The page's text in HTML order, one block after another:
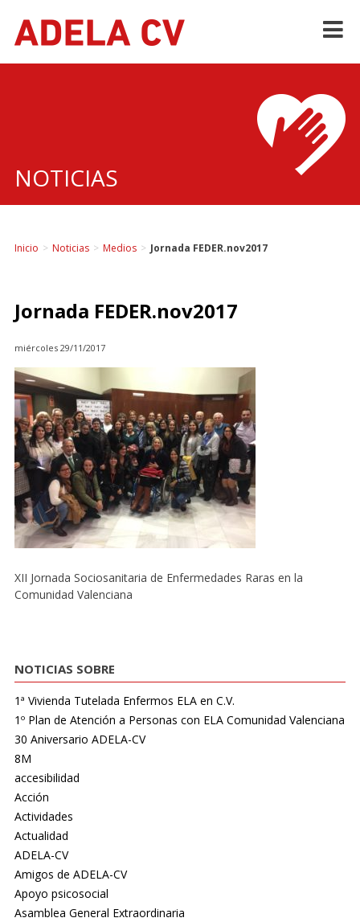
NOTICIAS
Inicio > Noticias > Medios > Jornada FEDER.nov2017
Jornada FEDER.nov2017
miércoles 29/11/2017
XII Jornada Sociosanitaria de Enfermedades Raras en la
Comunidad Valenciana
NOTICIAS SOBRE
1ª Vivienda Tutelada Enfermos ELA en C.V.
1º Plan de Atención a Personas con ELA Comunidad Valenciana
30 Aniversario ADELA-CV
8M
accesibilidad
Acción
Actividades
Actualidad
ADELA-CV
Amigos de ADELA-CV
Apoyo psicosocial
Asamblea General Extraordinaria